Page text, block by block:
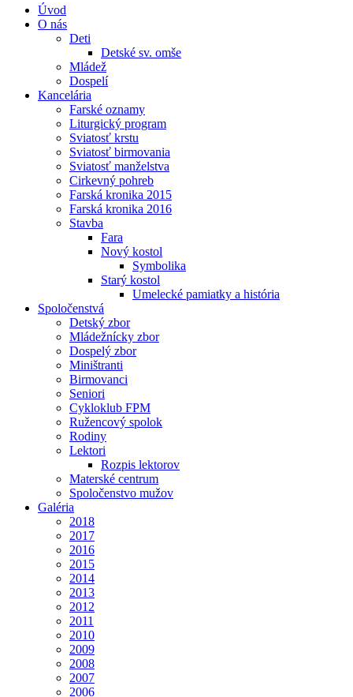
Úvod
O nás
Deti
Detské sv. omše
Mládež
Dospelí
Kancelária
Farské oznamy
Liturgický program
Sviatosť krstu
Sviatosť birmovania
Sviatosť manželstva
Cirkevný pohreb
Farská kronika 2015
Farská kronika 2016
Stavba
Fara
Nový kostol
Symbolika
Starý kostol
Umelecké pamiatky a história
Spoločenstvá
Detský zbor
Mládežnícky zbor
Dospelý zbor
Miništranti
Birmovanci
Seniori
Cykloklub FPM
Ružencový spolok
Rodiny
Lektori
Rozpis lektorov
Materské centrum
Spoločenstvo mužov
Galéria
2018
2017
2016
2015
2014
2013
2012
2011
2010
2009
2008
2007
2006